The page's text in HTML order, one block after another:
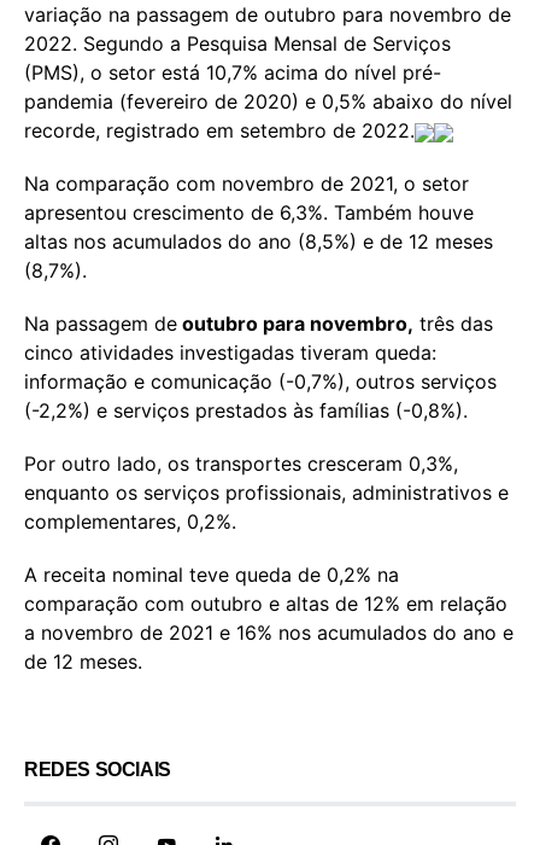
variação na passagem de outubro para novembro de
2022. Segundo a Pesquisa Mensal de Serviços
(PMS), o setor está 10,7% acima do nível pré-
pandemia (fevereiro de 2020) e 0,5% abaixo do nível
recorde, registrado em setembro de 2022.
Na comparação com novembro de 2021, o setor
apresentou crescimento de 6,3%. Também houve
altas nos acumulados do ano (8,5%) e de 12 meses
(8,7%).
Na passagem de outubro para novembro, três das
cinco atividades investigadas tiveram queda:
informação e comunicação (-0,7%), outros serviços
(-2,2%) e serviços prestados às famílias (-0,8%).
Por outro lado, os transportes cresceram 0,3%,
enquanto os serviços profissionais, administrativos e
complementares, 0,2%.
A receita nominal teve queda de 0,2% na
comparação com outubro e altas de 12% em relação
a novembro de 2021 e 16% nos acumulados do ano e
de 12 meses.
REDES SOCIAIS